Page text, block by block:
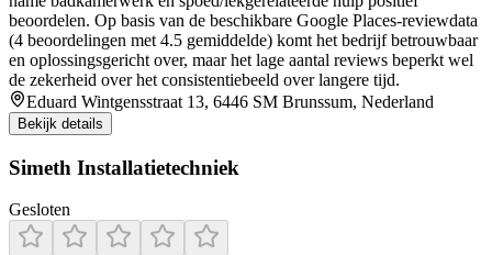
beoordelen. Op basis van de beschikbare Google Places-reviewdata
(4 beoordelingen met 4.5 gemiddelde) komt het bedrijf betrouwbaar
en oplossingsgericht over, maar het lage aantal reviews beperkt wel
de zekerheid over het consistentiebeeld over langere tijd.
Eduard Wintgensstraat 13, 6446 SM Brunssum, Nederland
Bekijk details
Simeth Installatietechniek
Gesloten